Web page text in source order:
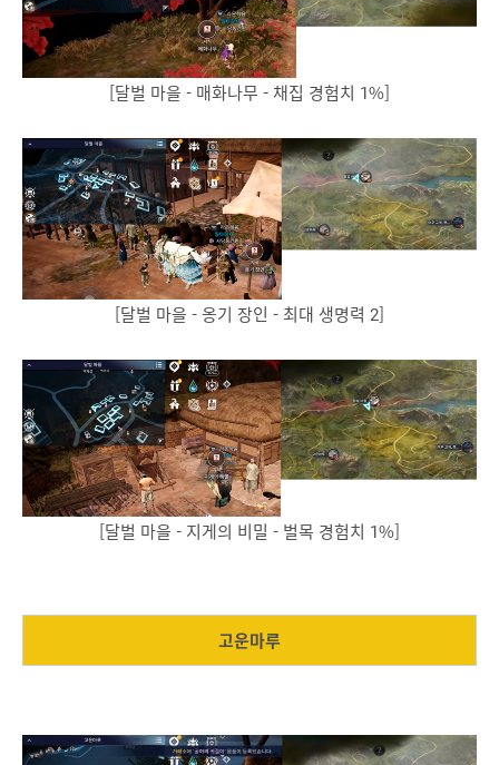
[달벌 마을 - 매화나무 - 채집 경험치 1%]
[달벌 마을 - 옹기 장인 - 최대 생명력 2]
[달벌 마을 - 지게의 비밀 - 벌목 경험치 1%]
고운마루